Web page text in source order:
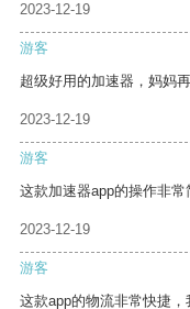
2023-12-19
游客
超级好用的加速器，妈妈
2023-12-19
游客
这款加速器app的操作非常
2023-12-19
游客
这款app的物流非常快捷，